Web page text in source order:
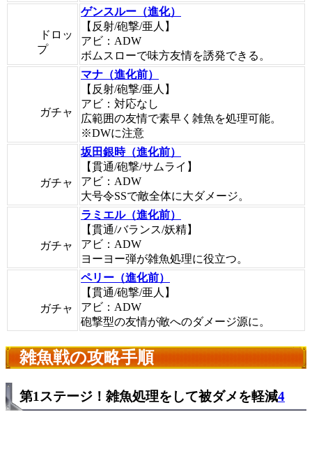
ドロッ
プ
ゲンスルー（進化）
【反射/砲撃/亜人】
アビ：ADW
ボムスローで味方友情を誘発できる。
ガチャ
マナ（進化前）
【反射/砲撃/亜人】
アビ：対応なし
広範囲の友情で素早く雑魚を処理可能。
※DWに注意
ガチャ
坂田銀時（進化前）
【貫通/砲撃/サムライ】
アビ：ADW
大号令SSで敵全体に大ダメージ。
ガチャ
ラミエル（進化前）
【貫通/バランス/妖精】
アビ：ADW
ヨーヨー弾が雑魚処理に役立つ。
ガチャ
ペリー（進化前）
【貫通/砲撃/亜人】
アビ：ADW
砲撃型の友情が敵へのダメージ源に。
雑魚戦の攻略手順
第1ステージ！雑魚処理をして被ダメを軽減4